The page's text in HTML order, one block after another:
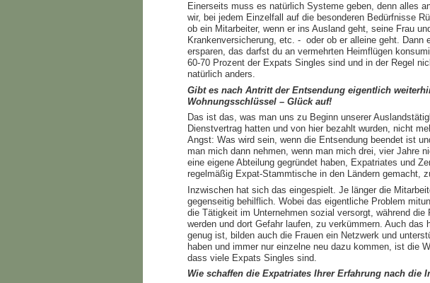
Einerseits muss es natürlich Systeme geben, denn alles
wir, bei jedem Einzelfall auf die besonderen Bedürfnisse
ob ein Mitarbeiter, wenn er ins Ausland geht, seine Frau
Krankenversicherung, etc. - oder ob er alleine geht.
ersparen, das darfst du an vermehrten Heimflügen
60-70 Prozent der Expats Singles sind und in der Regel
natürlich anders.
Gibt es nach Antritt der Entsendung eigentlich
Wohnungsschlüssel – Glück auf!
Das ist das, was man uns zu Beginn unserer
Dienstvertrag hatten und von hier bezahlt wurden, nicht
Angst: Was wird sein, wenn die Entsendung beendet ist
man mich dann nehmen, wenn man mich drei, vier Jahre
eine eigene Abteilung gegründet haben, Expatriates und
regelmäßig Expat-Stammtische in den Ländern gemacht,
Inzwischen hat sich das eingespielt. Je länger die
gegenseitig behilflich. Wobei das eigentliche Problem
die Tätigkeit im Unternehmen sozial versorgt, während
werden und dort Gefahr laufen, zu verkümmern. Auch
genug ist, bilden auch die Frauen ein Netzwerk und
haben und immer nur einzelne neu dazu kommen, ist die
dass viele Expats Singles sind.
Wie schaffen die Expatriates Ihrer Erfahrung nach die